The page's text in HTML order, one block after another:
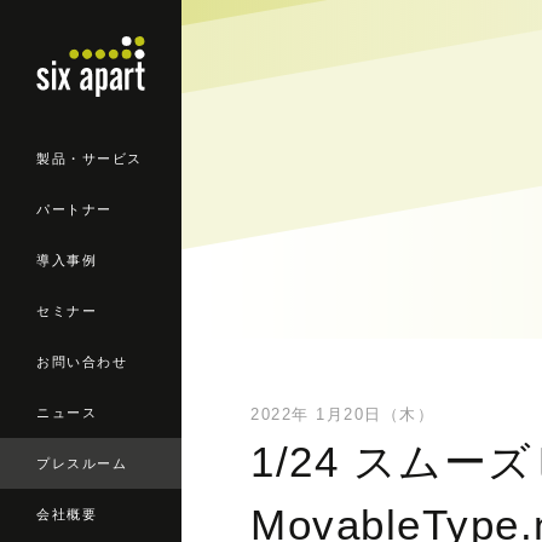
製品・サービス
パートナー
導入事例
セミナー
お問い合わせ
ニュース
プレスルーム
会社概要
2022年 1月20日（木）
1/24 スムー